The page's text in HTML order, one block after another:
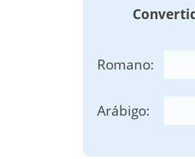
Romano:
Arábigo: